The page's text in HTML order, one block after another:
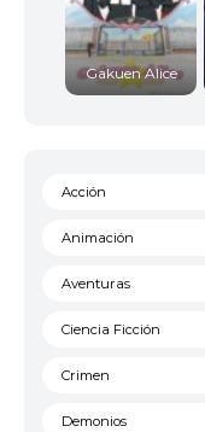
Gakuen Alice
Acción
Animación
Aventuras
Ciencia Ficción
Crimen
Demonios